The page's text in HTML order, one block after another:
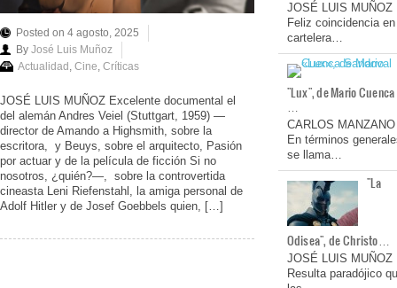
Posted on 4 agosto, 2025
By José Luis Muñoz
Actualidad, Cine, Críticas
JOSÉ LUIS MUÑOZ Excelente documental el
del alemán Andres Veiel (Stuttgart, 1959) —
director de Amando a Highsmith, sobre la
escritora, y Beuys, sobre el arquitecto, Pasión
por actuar y de la película de ficción Si no
nosotros, ¿quién?—, sobre la controvertida
cineasta Leni Riefenstahl, la amiga personal de
Adolf Hitler y de Josef Goebbels quien, […]
JOSÉ LUIS MUÑOZ
Feliz coincidencia en
cartelera…
"Lux", de Mario Cuenca
…
CARLOS MANZANO
En términos
se llama…
"La
Odisea", de Christo…
JOSÉ LUIS MUÑOZ
Resulta paradójico